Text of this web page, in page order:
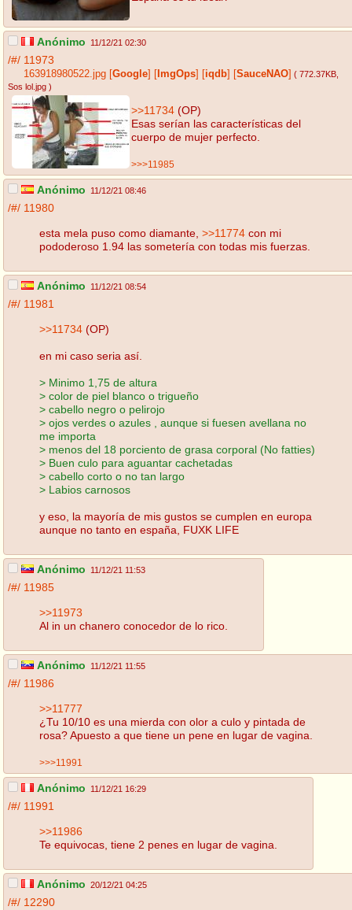
Anónimo 11/12/21 02:30
/#/ 11973
163918980522.jpg Google ImgOps iqdb SauceNAO ( 772.37KB
Sos lol.jpg )
>>11734 (OP)
Esas serían las características del
cuerpo de mujer perfecto.
>>>11985
Anónimo 11/12/21 08:46
/#/ 11980
esta mela puso como diamante, >>11774 con mi
pododeroso 1.94 las sometería con todas mis fuerzas.
Anónimo 11/12/21 08:54
/#/ 11981
>>11734 (OP)
en mi caso seria así.
> Minimo 1,75 de altura
> color de piel blanco o trigueño
> cabello negro o pelirojo
> ojos verdes o azules , aunque si fuesen avellana no
me importa
> menos del 18 porciento de grasa corporal (No fatties)
> Buen culo para aguantar cachetadas
> cabello corto o no tan largo
> Labios carnosos
y eso, la mayoría de mis gustos se cumplen en europa
aunque no tanto en españa, FUXK LIFE
Anónimo 11/12/21 11:53
/#/ 11985
>>11973
Al in un chanero conocedor de lo rico.
Anónimo 11/12/21 11:55
/#/ 11986
>>11777
¿Tu 10/10 es una mierda con olor a culo y pintada de
rosa? Apuesto a que tiene un pene en lugar de vagina.
>>>11991
Anónimo 11/12/21 16:29
/#/ 11991
>>11986
Te equivocas, tiene 2 penes en lugar de vagina.
Anónimo 20/12/21 04:25
/#/ 12290